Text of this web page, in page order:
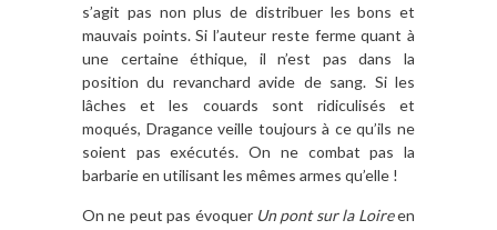
s’agit pas non plus de distribuer les bons et
mauvais points. Si l’auteur reste ferme quant à
une certaine éthique, il n’est pas dans la
position du revanchard avide de sang. Si les
lâches et les couards sont ridiculisés et
moqués, Dragance veille toujours à ce qu’ils ne
soient pas exécutés. On ne combat pas la
barbarie en utilisant les mêmes armes qu’elle !
On ne peut pas évoquer Un pont sur la Loireen